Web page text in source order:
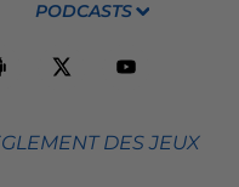
PODCASTS
DES JEUX